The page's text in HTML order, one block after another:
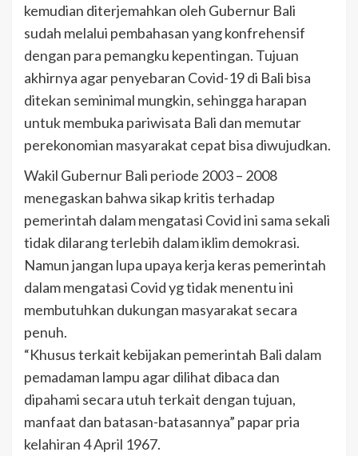
kemudian diterjemahkan oleh Gubernur Bali
sudah melalui pembahasan yang konfrehensif
dengan para pemangku kepentingan. Tujuan
akhirnya agar penyebaran Covid-19 di Bali bisa
ditekan seminimal mungkin, sehingga harapan
untuk membuka pariwisata Bali dan memutar
perekonomian masyarakat cepat bisa diwujudkan.
Wakil Gubernur Bali periode 2003 – 2008
menegaskan bahwa sikap kritis terhadap
pemerintah dalam mengatasi Covid ini sama sekali
tidak dilarang terlebih dalam iklim demokrasi.
Namun jangan lupa upaya kerja keras pemerintah
dalam mengatasi Covid yg tidak menentu ini
membutuhkan dukungan masyarakat secara
penuh.
“Khusus terkait kebijakan pemerintah Bali dalam
pemadaman lampu agar dilihat dibaca dan
dipahami secara utuh terkait dengan tujuan,
manfaat dan batasan-batasannya” papar pria
kelahiran 4 April 1967.